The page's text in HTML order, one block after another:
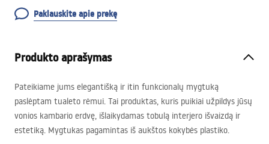
Paklauskite apie prekę
Produkto aprašymas
Pateikiame jums elegantišką ir itin funkcionalų mygtuką
paslėptam tualeto rėmui. Tai produktas, kuris puikiai užpildys jūsų
vonios kambario erdvę, išlaikydamas tobulą interjero išvaizdą ir
estetiką. Mygtukas pagamintas iš aukštos kokybės plastiko.